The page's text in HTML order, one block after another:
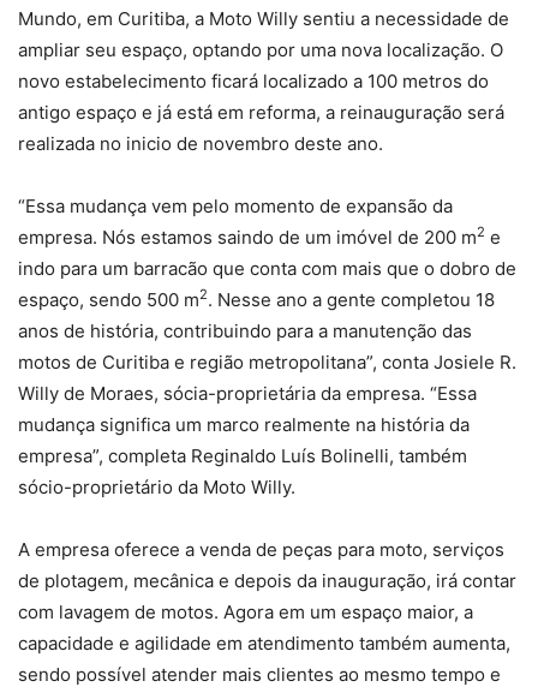
Mundo, em Curitiba, a Moto Willy sentiu a necessidade de
ampliar seu espaço, optando por uma nova localização. O
novo estabelecimento ficará localizado a 100 metros do
antigo espaço e já está em reforma, a reinauguração será
realizada no inicio de novembro deste ano.
“Essa mudança vem pelo momento de expansão da
empresa. Nós estamos saindo de um imóvel de 200 m2 e
indo para um barracão que conta com mais que o dobro de
espaço, sendo 500 m2. Nesse ano a gente completou 18
anos de história, contribuindo para a manutenção das
motos de Curitiba e região metropolitana”, conta Josiele R.
Willy de Moraes, sócia-proprietária da empresa. “Essa
mudança significa um marco realmente na história da
empresa”, completa Reginaldo Luís Bolinelli, também
sócio-proprietário da Moto Willy.
A empresa oferece a venda de peças para moto, serviços
de plotagem, mecânica e depois da inauguração, irá contar
com lavagem de motos. Agora em um espaço maior, a
capacidade e agilidade em atendimento também aumenta,
sendo possível atender mais clientes ao mesmo tempo e